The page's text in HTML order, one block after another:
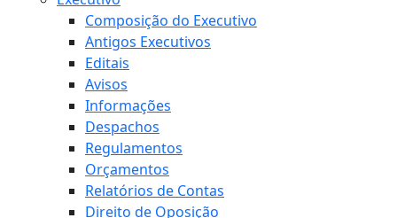
Composição do Executivo
Antigos Executivos
Editais
Avisos
Informações
Despachos
Regulamentos
Orçamentos
Relatórios de Contas
Direito de Oposição